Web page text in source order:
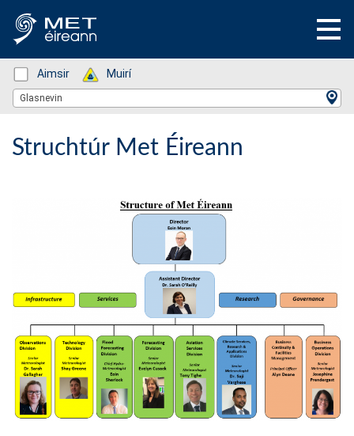
Status: Green
Aimsir Status: Green
Muirí
Location Search
Glasnevin
Struchtúr Met Éireann